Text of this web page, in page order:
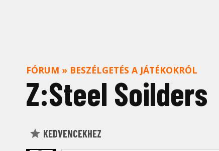
FÓRUM » BESZÉLGETÉS A JÁTÉKOKRÓL
Z:Steel Soilders
KEDVENCEKHEZ